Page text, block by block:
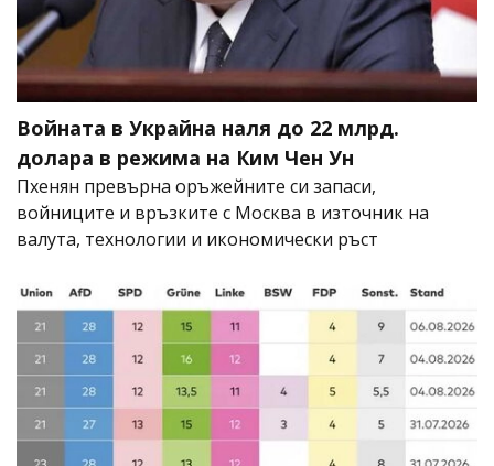
Войната в Украйна наля до 22 млрд.
долара в режима на Ким Чен Ун
Пхенян превърна оръжейните си запаси,
войниците и връзките с Москва в източник на
валута, технологии и икономически ръст